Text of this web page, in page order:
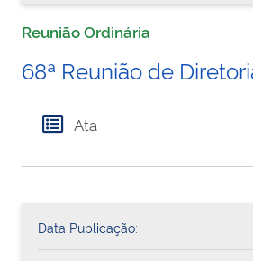
Reunião Ordinária
68ª Reunião de
Ata
Data Publicação: